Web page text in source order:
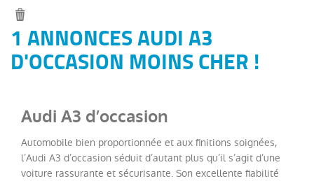
Catalogue des marques
Les agences Briocar
Les occasions certifiées
Revue de presse
Contactez-nous
VOLKSWAGEN
DACIA 78)
CITROEN
Voir
de
marques
1 ANNONCES AUDI A3
D'OCCASION MOINS CHER !
Audi A3 d’occasion
Automobile bien proportionnée et aux finitions soignées,
l’Audi A3 d’occasion séduit d’autant plus qu’il s’agit d’une
voiture rassurante et sécurisante. Son excellente fiabilité